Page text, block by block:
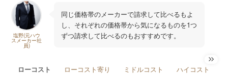
塩野(元ハウ
スメーカー社
員)
同じ価格帯のメーカーで請求して比べるもよ
し、それぞれの価格帯から気になるものを1つ
ずつ請求して比べるのもおすすめです。
ローコスト ローコスト寄り ミドルコスト ハイコスト